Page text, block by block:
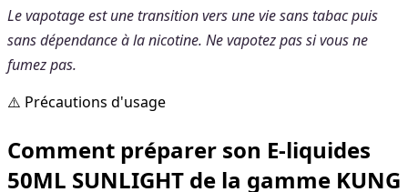
Le vapotage est une transition vers une vie sans tabac puis
sans dépendance à la nicotine. Ne vapotez pas si vous ne
fumez pas.
⚠️ Précautions d'usage
Comment préparer son E-liquides
50ML SUNLIGHT de la gamme KUNG